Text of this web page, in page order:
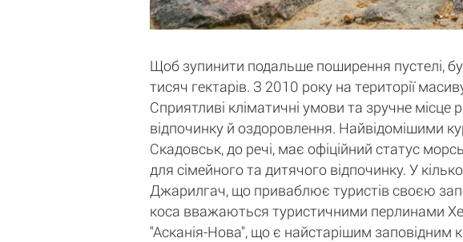
Щоб зупинити подальше поширення пустелі,
тисяч гектарів. З 2010 року на території
Сприятливі кліматичні умови та зручне
відпочинку й оздоровлення. Найвідомішими
Скадовськ, до речі, має офіційний статус
для сімейного та дитячого відпочинку. У
Джарилгач, що приваблює туристів своєю
коса вважаються туристичними перлинами
"Асканія-Нова", що є найстарішим заповідним